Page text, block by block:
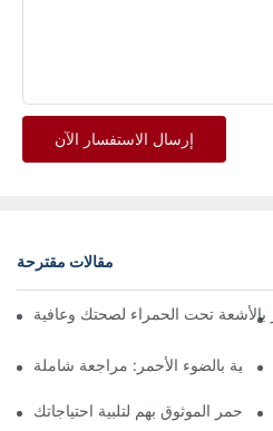
إرسال الاستفسار الآن
مقالات مقترحة
بالأشعة تحت الحمراء لصحتك وعافية
بالضوء الأحمر: مراجعة شاملة
الأحمر الموثوق بهم لتلبية احتياجاتك